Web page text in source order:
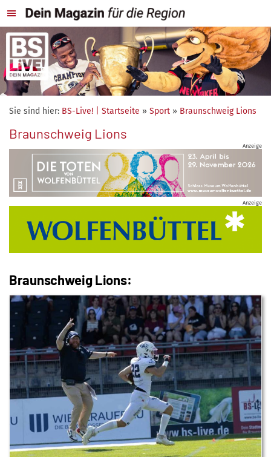
Sie sind hier: BS-Live! | Startseite » Sport » Braunschweig Lions
Braunschweig Lions
Anzeige
Anzeige
Braunschweig Lions: